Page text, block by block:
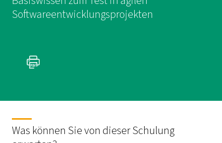
Softwareentwicklungsprojekten
Was können Sie von dieser Schulung